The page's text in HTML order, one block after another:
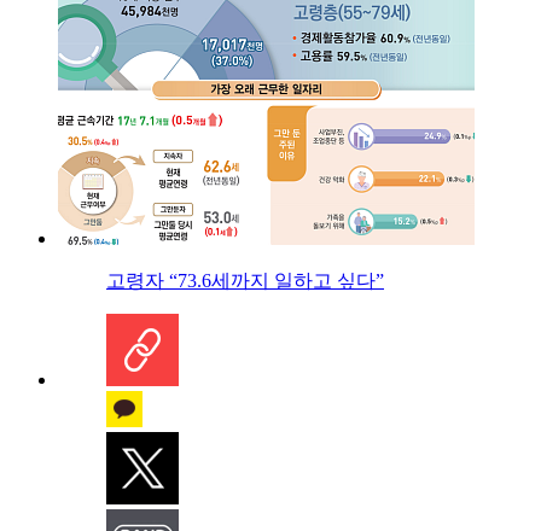
고령자 “73.6세까지 일하고 싶다”